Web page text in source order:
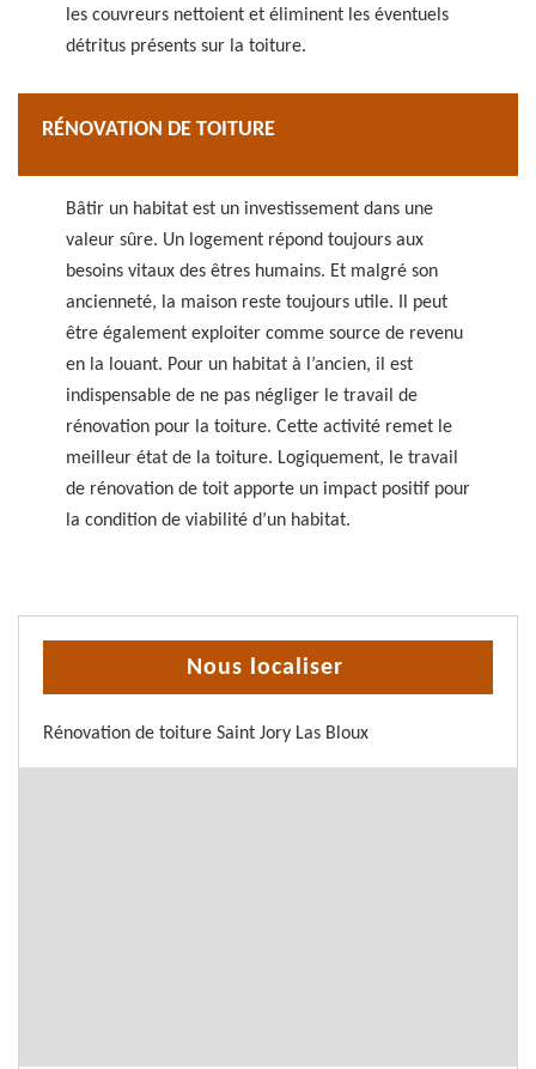
les couvreurs nettoient et éliminent les éventuels
détritus présents sur la toiture.
RÉNOVATION DE TOITURE
Bâtir un habitat est un investissement dans une
valeur sûre. Un logement répond toujours aux
besoins vitaux des êtres humains. Et malgré son
ancienneté, la maison reste toujours utile. Il peut
être également exploiter comme source de revenu
en la louant. Pour un habitat à l’ancien, il est
indispensable de ne pas négliger le travail de
rénovation pour la toiture. Cette activité remet le
meilleur état de la toiture. Logiquement, le travail
de rénovation de toit apporte un impact positif pour
la condition de viabilité d’un habitat.
Nous localiser
Rénovation de toiture Saint Jory Las Bloux